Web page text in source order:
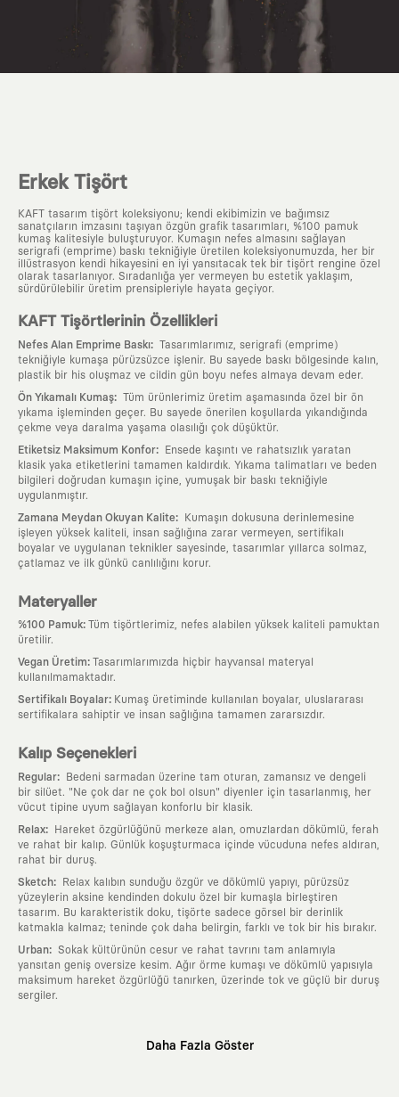
Erkek Tişört
KAFT tasarım tişört koleksiyonu; kendi ekibimizin ve bağımsız
sanatçıların imzasını taşıyan özgün grafik tasarımları, %100 pamuk
kumaş kalitesiyle buluşturuyor. Kumaşın nefes almasını sağlayan
serigrafi (emprime) baskı tekniğiyle üretilen koleksiyonumuzda, her bir
illüstrasyon kendi hikayesini en iyi yansıtacak tek bir tişört rengine özel
olarak tasarlanıyor. Sıradanlığa yer vermeyen bu estetik yaklaşım,
sürdürülebilir üretim prensipleriyle hayata geçiyor.
KAFT Tişörtlerinin Özellikleri
Nefes Alan Emprime Baskı: Tasarımlarımız, serigrafi (emprime)
tekniğiyle kumaşa pürüzsüzce işlenir. Bu sayede baskı bölgesinde kalın,
plastik bir his oluşmaz ve cildin gün boyu nefes almaya devam eder.
Ön Yıkamalı Kumaş: Tüm ürünlerimiz üretim aşamasında özel bir ön
yıkama işleminden geçer. Bu sayede önerilen koşullarda yıkandığında
çekme veya daralma yaşama olasılığı çok düşüktür.
Etiketsiz Maksimum Konfor:
Ensede kaşıntı ve rahatsızlık yaratan
klasik yaka etiketlerini tamamen kaldırdık. Yıkama talimatları ve beden
bilgileri doğrudan kumaşın içine, yumuşak bir baskı tekniğiyle
uygulanmıştır.
Zamana Meydan Okuyan Kalite:
Kumaşın dokusuna derinlemesine
işleyen yüksek kaliteli, insan sağlığına zarar vermeyen, sertifikalı
boyalar ve uygulanan teknikler sayesinde, tasarımlar yıllarca solmaz,
çatlamaz ve ilk günkü canlılığını korur.
Materyaller
%100 Pamuk: Tüm tişörtlerimiz, nefes alabilen yüksek kaliteli pamuktan
üretilir.
Vegan Üretim: Tasarımlarımızda hiçbir hayvansal materyal
kullanılmamaktadır.
Sertifikalı Boyalar: Kumaş üretiminde kullanılan boyalar, uluslararası
sertifikalara sahiptir ve insan sağlığına tamamen zararsızdır.
Kalıp Seçenekleri
Regular:
Bedeni sarmadan üzerine tam oturan, zamansız ve dengeli
bir silüet. "Ne çok dar ne çok bol olsun" diyenler için tasarlanmış, her
vücut tipine uyum sağlayan konforlu bir klasik.
Relax:
Hareket özgürlüğünü merkeze alan, omuzlardan dökümlü, ferah
ve rahat bir kalıp. Günlük koşuşturmaca içinde vücuduna nefes aldıran,
rahat bir duruş.
Sketch:
Relax kalıbın sunduğu özgür ve dökümlü yapıyı, pürüzsüz
yüzeylerin aksine kendinden dokulu özel bir kumaşla birleştiren
tasarım. Bu karakteristik doku, tişörte sadece görsel bir derinlik
katmakla kalmaz; teninde çok daha belirgin, farklı ve tok bir his bırakır.
Urban: Sokak kültürünün cesur ve rahat tavrını tam anlamıyla
yansıtan geniş oversize kesim. Ağır örme kumaşı ve dökümlü yapısıyla
maksimum hareket özgürlüğü tanırken, üzerinde tok ve güçlü bir duruş
sergiler.
Daha Fazla Göster